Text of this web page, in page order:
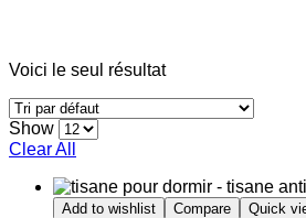
Voici le seul résultat
Show
Clear All
Add to wishlist Compare Quick